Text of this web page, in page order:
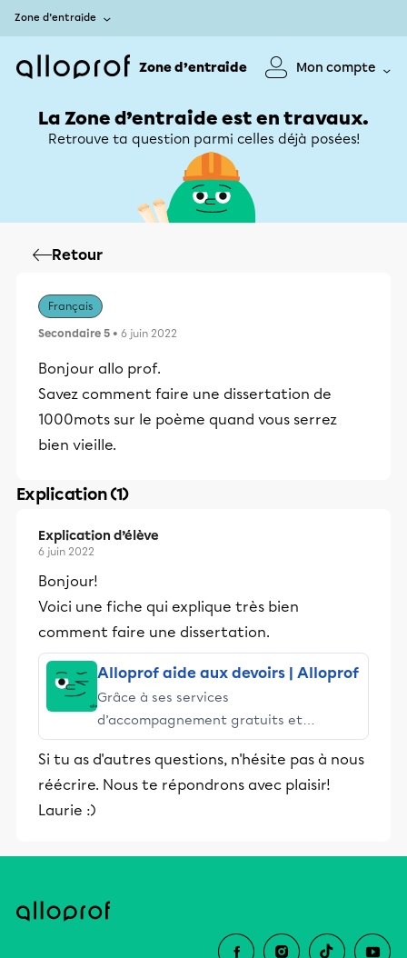
Zone d’entraide
Zone d’entraide Mon compte
La Zone d’entraide est en travaux.
Retrouve ta question parmi celles déjà posées!
Retour
Français
Secondaire 5 • 6 juin 2022
Bonjour allo prof.
Savez comment faire une dissertation de
1000mots sur le poème quand vous serrez
bien vieille.
Explication (1)
Explication d’élève
6 juin 2022
Bonjour!
Voici une fiche qui explique très bien
comment faire une dissertation.
Alloprof aide aux devoirs | Alloprof
Grâce à ses services
d’accompagnement gratuits et
stimulants, Alloprof engage les élèves
et leurs parents dans la réussite
éducative.
Si tu as d'autres questions, n'hésite pas à nous
réécrire. Nous te répondrons avec plaisir!
Laurie :)